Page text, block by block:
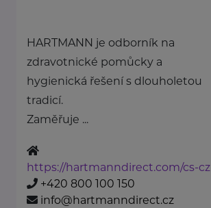
HARTMANN je odborník na
zdravotnické pomůcky a
hygienická řešení s dlouholetou
tradicí.
Zaměřuje ...
https://hartmanndirect.com/cs-cz
+420 800 100 150
info@hartmanndirect.cz